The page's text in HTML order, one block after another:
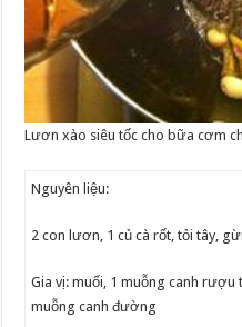
Lươn xào siêu tốc cho bữa cơm
Nguyên liệu:
2 con lươn, 1 củ cà rốt, tỏi tây,
Gia vị: muối, 1 muỗng canh rượu
muỗng canh đường